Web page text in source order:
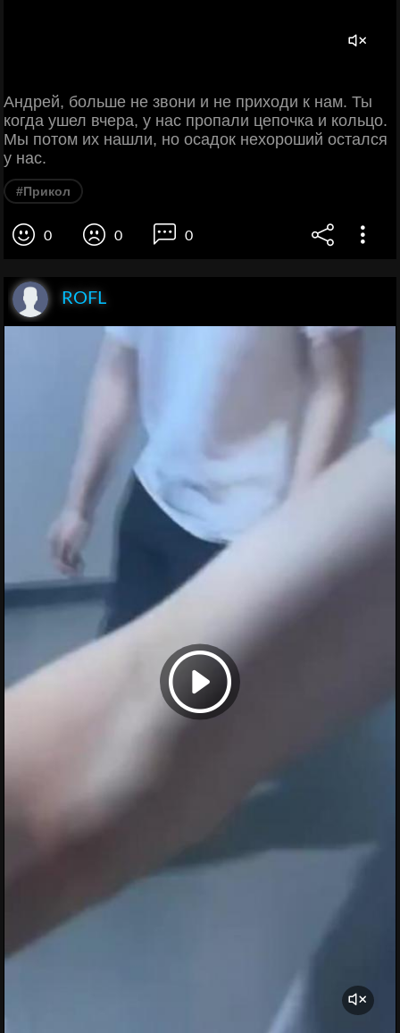
Андрей, больше не звони и не приходи к нам. Ты
когда ушел вчера, у нас пропали цепочка и кольцо.
Мы потом их нашли, но осадок нехороший остался
у нас.
#Прикол
0 0 0
ROFL